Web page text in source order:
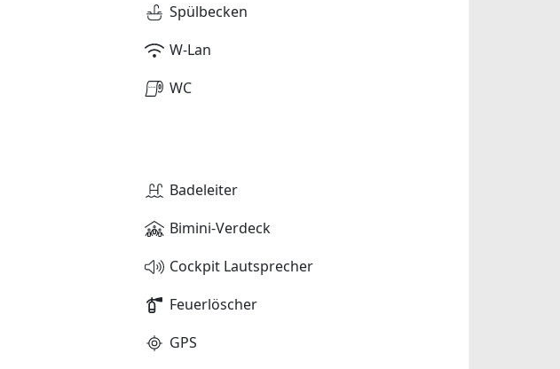
Spülbecken
W-Lan
WC
Badeleiter
Bimini-Verdeck
Cockpit Lautsprecher
Feuerlöscher
GPS